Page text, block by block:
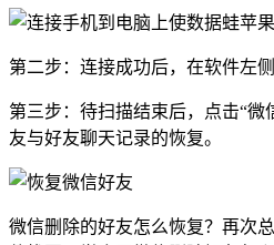
第二步：连接成功后，在软件左
第三步：待扫描结束后，点击“
友与好友聊天记录的恢复。
微信删除的好友怎么恢复？再次